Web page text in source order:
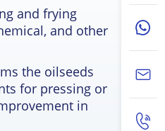
and frying
, and other
the oilseeds
for pressing or
in